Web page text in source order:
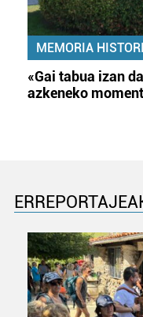
MEMORIA
«Gai tabua izan
azkeneko